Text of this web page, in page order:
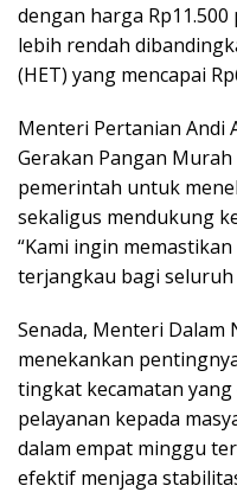
dengan harga
lebih rendah
(HET) yang mencapai
Menteri Pertanian Andi
Gerakan Pangan
pemerintah untuk
sekaligus mendukung
“Kami ingin
terjangkau bagi seluruh
Senada, Menteri Dalam
menekankan
tingkat kecamatan
pelayanan kepada
dalam empat minggu
efektif menjaga